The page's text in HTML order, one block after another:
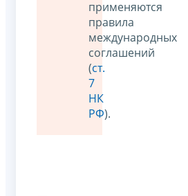
применяются
правила
международных
соглашений
(ст.
7
НК
РФ).